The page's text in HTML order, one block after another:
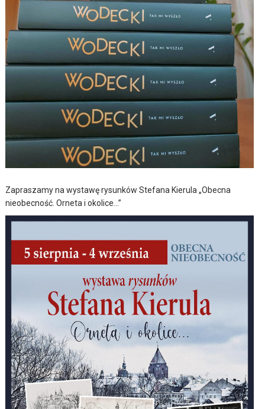
Zapraszamy na wystawę rysunków Stefana Kierula „Obecna
nieobecność. Orneta i okolice…”